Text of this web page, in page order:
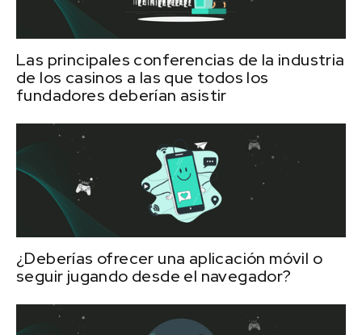
Las principales conferencias de la industria
de los casinos a las que todos los
fundadores deberían asistir
¿Deberías ofrecer una aplicación móvil o
seguir jugando desde el navegador?